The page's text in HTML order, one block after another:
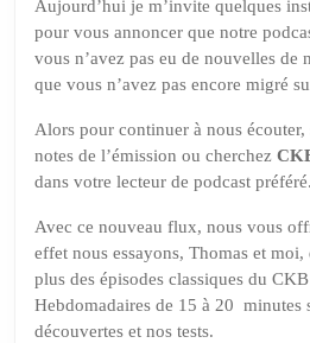
Aujourd’hui je m’invite quelques
pour vous annoncer que notre
vous n’avez pas eu de nouvelles de
que vous n’avez pas encore migré
Alors pour continuer à nous écouter,
notes de l’émission ou cherchez
dans votre lecteur de podcast préféré.
Avec ce nouveau flux, nous vous
effet nous essayons, Thomas et moi,
plus des épisodes classiques du
Hebdomadaires de 15 à 20 minutes
découvertes et nos tests.